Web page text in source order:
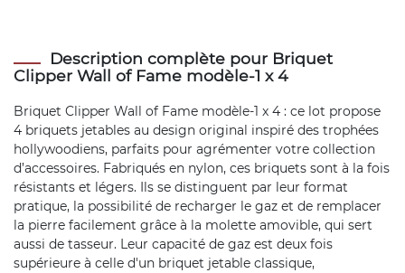
Description complète pour Briquet
Clipper Wall of Fame modèle-1 x 4
Briquet Clipper Wall of Fame modèle-1 x 4 : ce lot propose
4 briquets jetables au design original inspiré des trophées
hollywoodiens, parfaits pour agrémenter votre collection
d’accessoires. Fabriqués en nylon, ces briquets sont à la fois
résistants et légers. Ils se distinguent par leur format
pratique, la possibilité de recharger le gaz et de remplacer
la pierre facilement grâce à la molette amovible, qui sert
aussi de tasseur. Leur capacité de gaz est deux fois
supérieure à celle d'un briquet jetable classique,